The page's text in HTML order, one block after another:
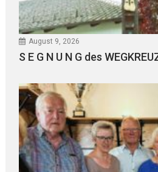
August 9, 2026
S E G N U N G des